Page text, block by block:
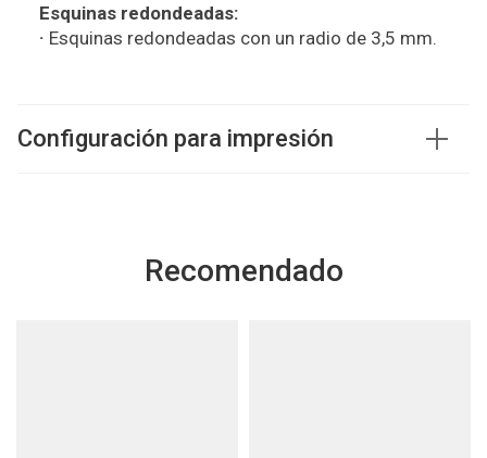
Esquinas redondeadas:
· Esquinas redondeadas con un radio de 3,5 mm.
Configuración para impresión
Recomendado